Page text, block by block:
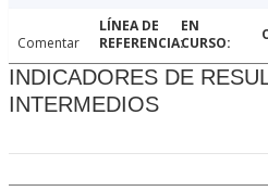
Comentar
INDICADORES DE
INTERMEDIOS